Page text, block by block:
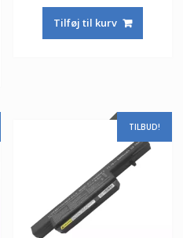
pris
var:
Tilføj til kurv
TILBUD!